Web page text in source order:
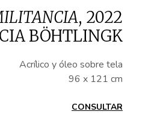
, 2022
BÖHTLINGK
Acrílico y óleo sobre tela
96 x 121 cm
CONSULTAR